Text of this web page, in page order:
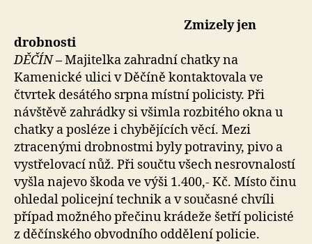
Zmizely jen
drobnosti
DĚČÍN–Majitelka zahradní chatky na
Kamenické ulici v Děčíně kontaktovala ve
čtvrtek desátého srpna místní policisty. Při
návštěvě zahrádky si všimla rozbitého okna u
chatky a posléze i chybějících věcí. Mezi
ztracenými drobnostmi byly potraviny, pivo a
vystřelovací nůž. Při součtu všech nesrovnalostí
vyšla najevo škoda ve výši 1.400,- Kč. Místo činu
ohledal policejní technik a v současné chvíli
případ možného přečinu krádeže šetří policisté
z děčínského obvodního oddělení policie.